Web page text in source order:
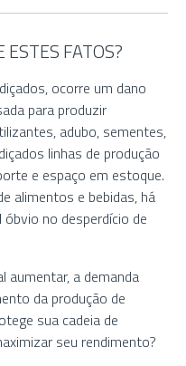
ESTES FATOS?
ocorre um dano
para produzir
adubo, sementes,
linhas de produção
e espaço em estoque.
alimentos e bebidas, há
no desperdício de
aumentar, a demanda
da produção de
sua cadeia de
seu rendimento?